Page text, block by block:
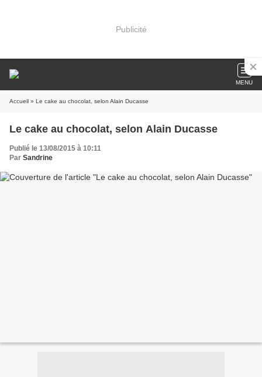
Publicité
MENU
Accueil » Le cake au chocolat, selon Alain Ducasse
Le cake au chocolat, selon Alain Ducasse
Publié le 13/08/2015 à 10:11
Par Sandrine